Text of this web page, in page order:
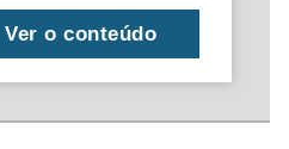
Ver o conteúdo